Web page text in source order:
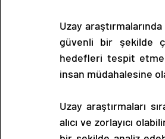
Uzay
güvenli bir şekilde
hedefleri tespit
insan müdahalesine
Uzay araştırmaları
alıcı ve zorlayıcı